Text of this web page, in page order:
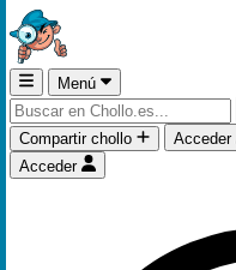
Menú
Compartir chollo
Acceder
Acceder